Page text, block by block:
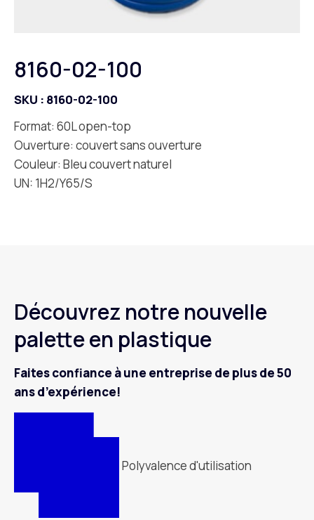
8160-02-100
SKU : 8160-02-100
Format: 60L open-top
Ouverture: couvert sans ouverture
Couleur: Bleu couvert naturel
UN: 1H2/Y65/S
Découvrez notre nouvelle
palette en plastique
Faites confiance à une entreprise de plus de 50
ans d’expérience!
Polyvalence d'utilisation